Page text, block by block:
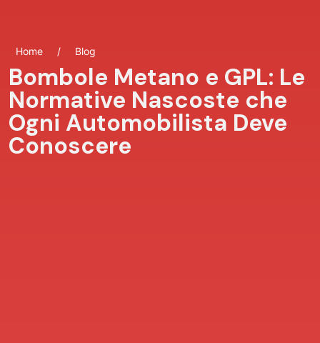
Home / Blog
Bombole Metano e GPL: Le
Normative Nascoste che
Ogni Automobilista Deve
Conoscere